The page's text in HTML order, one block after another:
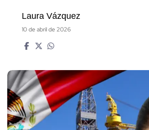
Laura Vázquez
10 de abril de 2026